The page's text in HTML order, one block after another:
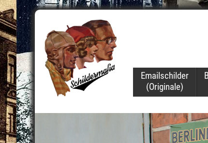
Navigation
überspringen
Emailschilder
(Originale)